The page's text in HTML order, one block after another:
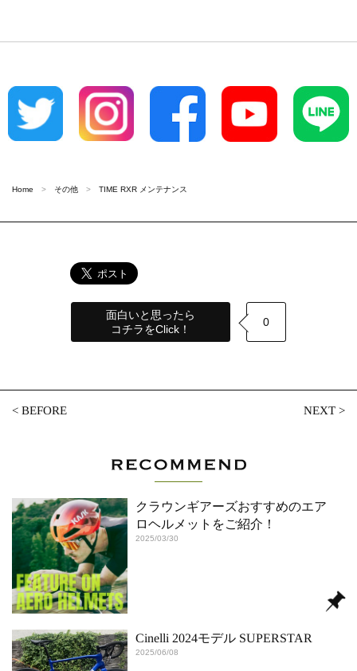
Home その他 TIME RXR メンテナンス
面白いと思ったら
コチラをClick！
0
<BEFORE NEXT>
クラウンギアーズおすすめのエア
ロヘルメットをご紹介！
2025/03/30
Cinelli 2024モデル SUPERSTAR
2025/06/08